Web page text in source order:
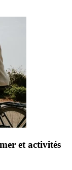
et activités